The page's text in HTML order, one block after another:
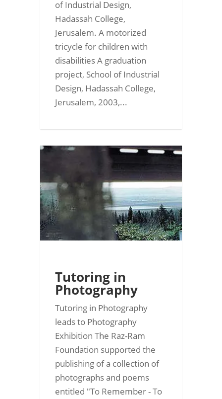
of Industrial Design,
Hadassah College,
Jerusalem. A motorized
tricycle for children with
disabilities A graduation
project, School of Industrial
Design, Hadassah College,
Jerusalem, 2003,...
Tutoring in
Photography
Tutoring in Photography
leads to Photography
Exhibition The Raz-Ram
Foundation supported the
publishing of a collection of
photographs and poems
entitled "To Remember - To